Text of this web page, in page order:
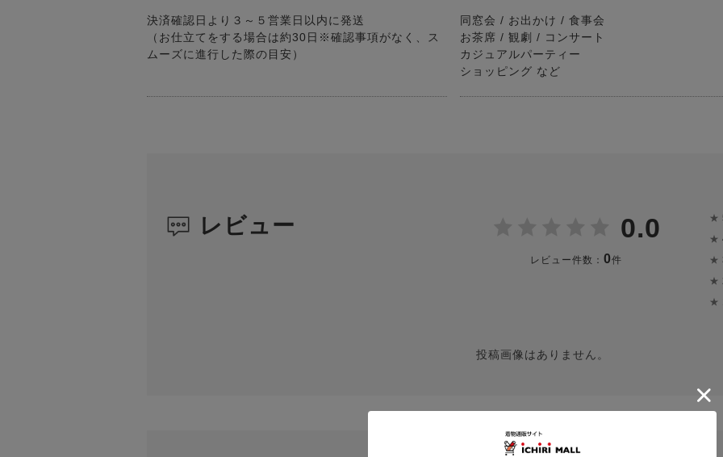
決済確認日より３～５営業日以内に発送
（お仕立てをする場合は約30日※確認事項がなく、ス
ムーズに進行した際の目安）
同窓会 / お出かけ / 食事会
お茶席 / 観劇 / コンサート
カジュアルパーティー
ショッピング など
レビュー 0.0
レビュー件数： 0件
★
★
★
★
★
投稿画像はありません。